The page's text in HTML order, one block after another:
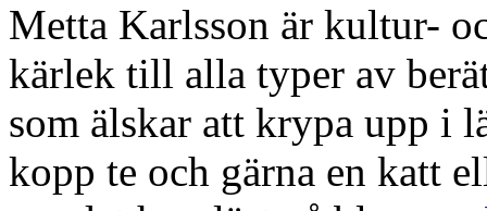
Metta Karlsson är kultur-
kärlek till alla typer av
som älskar att krypa upp i
kopp te och gärna en katt